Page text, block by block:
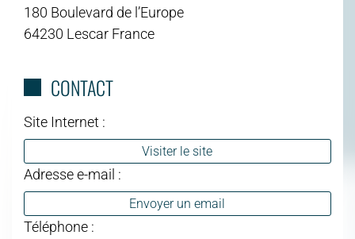
180 Boulevard de l’Europe
64230 Lescar France
CONTACT
Site Internet :
Visiter le site
Adresse e-mail :
Envoyer un email
Téléphone :